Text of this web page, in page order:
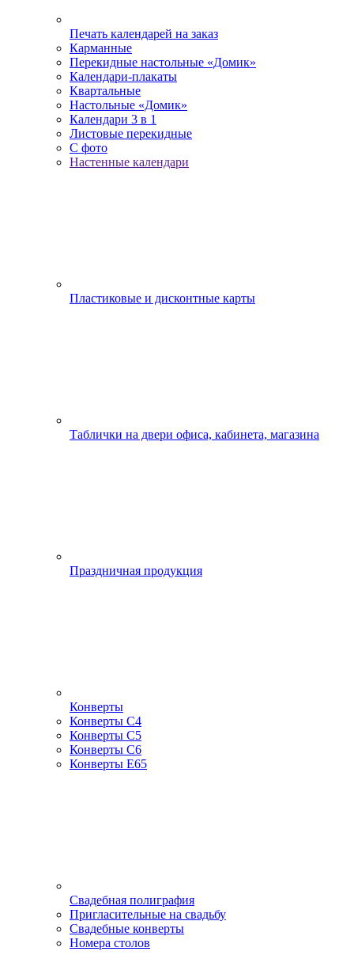
Печать календарей на заказ
Карманные
Перекидные настольные «Домик»
Календари-плакаты
Квартальные
Настольные «Домик»
Календари 3 в 1
Листовые перекидные
С фото
Настенные календари
Пластиковые и дисконтные карты
Таблички на двери офиса, кабинета, магазина
Праздничная продукция
Конверты
Конверты С4
Конверты С5
Конверты С6
Конверты Е65
Свадебная полиграфия
Пригласительные на свадьбу
Свадебные конверты
Номера столов